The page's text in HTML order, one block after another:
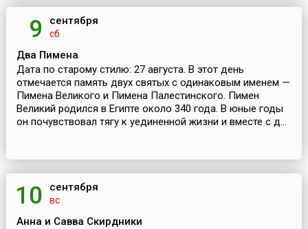
9 сентября
сб
Два Пимена
Дата по старому стилю: 27 августа. В этот день
отмечается память двух святых с одинаковым именем —
Пимена Великого и Пимена Палестинского. Пимен
Великий родился в Египте около 340 года. В юные годы
он почувствовал тягу к уединенной жизни и вместе с д...
10 сентября
вс
Анна и Савва Скирдники